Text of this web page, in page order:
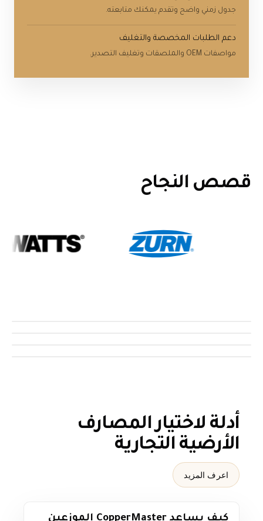
جدول زمني واضح وتقدم يمكنك متابعته.
دعم الطلبات المخصصة والتغليف
مواصفات OEM والملصقات وتغليف التصدير.
قصص النجاح
أدلة لاختيار المصارف
الأرضية التجارية
اعرف المزيد